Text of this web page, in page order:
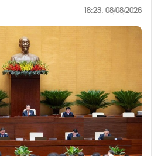
18:23, 08/08/2026